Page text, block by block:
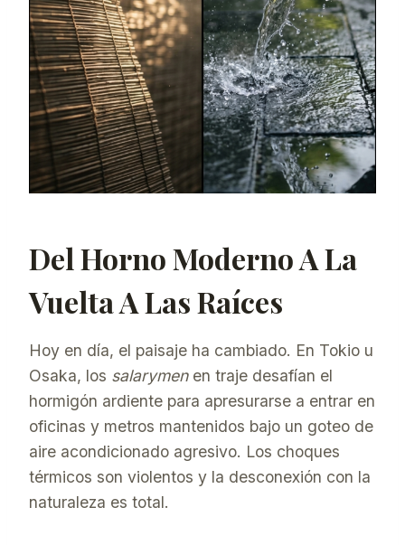
Del Horno Moderno A La
Vuelta A Las Raíces
Hoy en día, el paisaje ha cambiado. En Tokio u
Osaka, los salarymenen traje desafían el
hormigón ardiente para apresurarse a entrar en
oficinas y metros mantenidos bajo un goteo de
aire acondicionado agresivo. Los choques
térmicos son violentos y la desconexión con la
naturaleza es total.